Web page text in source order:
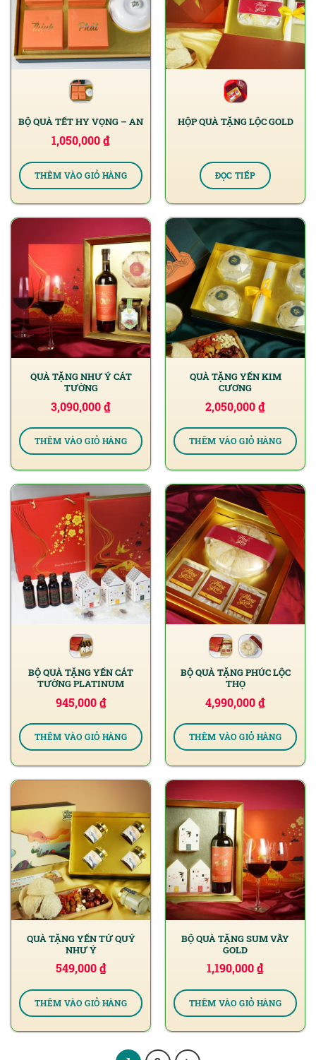
BỘ QUÀ TẾT HY VỌNG – AN
1,050,000₫
THÊM VÀO GIỎ HÀNG
HỘP QUÀ TẶNG LỘC GOLD
ĐỌC TIẾP
QUÀ TẶNG NHƯ Ý CÁT
TƯỜNG
3,090,000₫
THÊM VÀO GIỎ HÀNG
QUÀ TẶNG YẾN KIM
CƯƠNG
2,050,000₫
THÊM VÀO GIỎ HÀNG
BỘ QUÀ TẶNG YẾN CÁT
TƯỜNG PLATINUM
945,000₫
THÊM VÀO GIỎ HÀNG
BỘ QUÀ TẶNG PHÚC LỘC
THỌ
4,990,000₫
THÊM VÀO GIỎ HÀNG
QUÀ TẶNG YẾN TỨ QUÝ
NHƯ Ý
549,000₫
THÊM VÀO GIỎ HÀNG
BỘ QUÀ TẶNG SUM VẦY
GOLD
1,190,000₫
THÊM VÀO GIỎ HÀNG